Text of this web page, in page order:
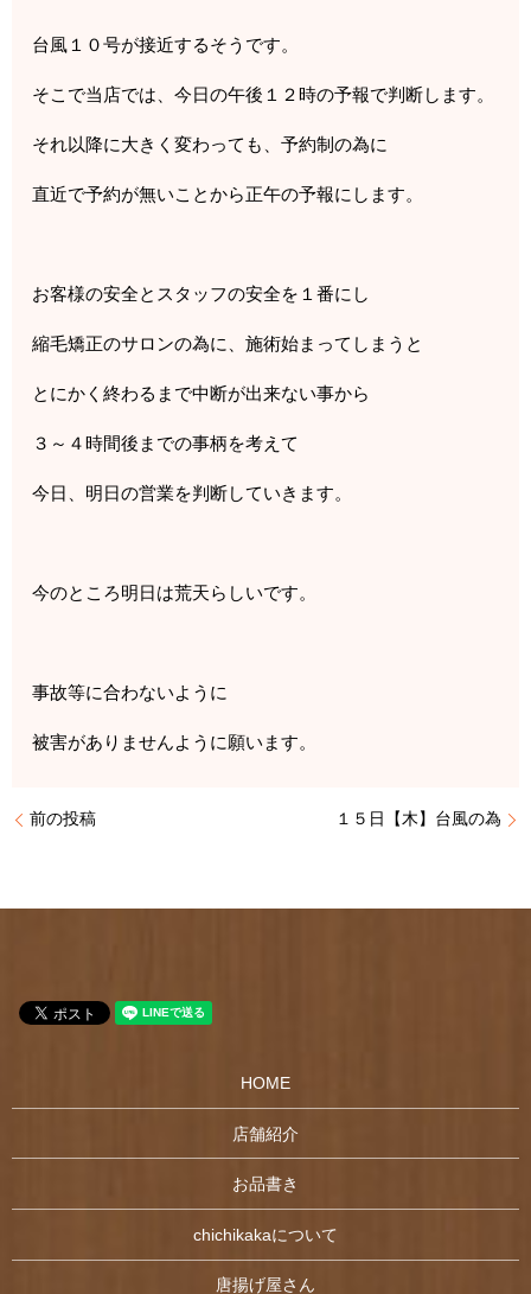
台風１０号が接近するそうです。
そこで当店では、今日の午後１２時の予報で判断します。
それ以降に大きく変わっても、予約制の為に
直近で予約が無いことから正午の予報にします。
お客様の安全とスタッフの安全を１番にし
縮毛矯正のサロンの為に、施術始まってしまうと
とにかく終わるまで中断が出来ない事から
３～４時間後までの事柄を考えて
今日、明日の営業を判断していきます。
今のところ明日は荒天らしいです。
事故等に合わないように
被害がありませんように願います。
前の投稿 １５日【木】台風の為
HOME
店舗紹介
お品書き
chichikakaについて
唐揚げ屋さん